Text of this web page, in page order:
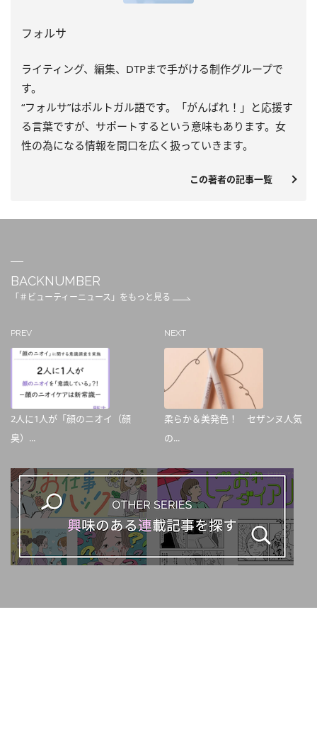
フォルサ
ライティング、編集、DTPまで手がける制作グループで
す。
“フォルサ”はポルトガル語です。「がんばれ！」と応援す
る言葉ですが、サポートするという意味もあります。女
性の為になる情報を間口を広く扱っていきます。
この著者の記事一覧
BACKNUMBER
「＃ビューティーニュース」をもっと見る
PREV
2人に1人が「顔のニオイ（顔
臭）...
NEXT
柔らか＆美発色！ セザンヌ人気
の...